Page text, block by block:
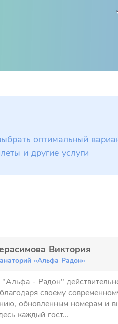
оптимальный
и другие услуги
Виктория
«Альфа Радон»
"Альфа - Радон"
своему
обновленным номерам и
каждый гост...